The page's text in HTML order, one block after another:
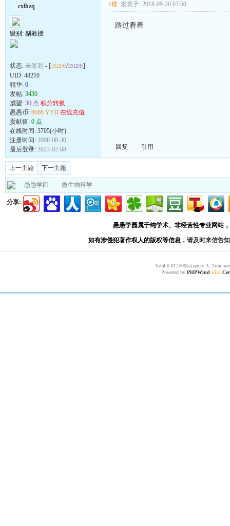
cxlhzq
级别: 副教授
状态: 未签到 - [1912天/1912次]
UID: 48210
精华: 0
发帖: 3430
威望: 30 点 积分转换
愚愚币: 8066 YYB 在线充值
贡献值: 0 点
在线时间: 3705(小时)
注册时间: 2008-08-30
最后登录: 2023-02-08
1楼 发表于: 2018-09-20 07:50
路过看看
回复 引用
上一主题 下一主题
愚愚学园 微生物科学
分享:
愚愚学园属于纯学术、非经营性专业网站
如有涉侵犯著作权人的版权等信息， 请及时来信告知
Total 0.812500(s) query 3, Time
Powered by PHPWind v7.0